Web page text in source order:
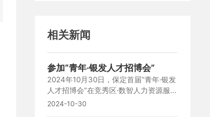
相关新闻
参加“青年·银发人才招博会”
2024年10月30日，保定首届“青年·银发
人才招博会”在竞秀区·数智人力资源服务
产业园圆满落幕，中科健安携众多产品
2024-10-30